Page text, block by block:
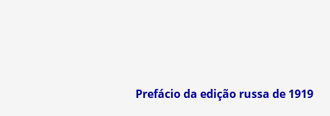
Prefácio da edição russa de 1919